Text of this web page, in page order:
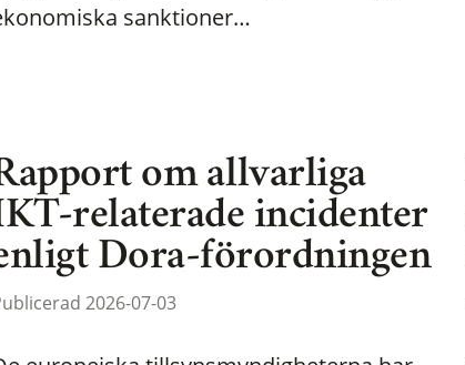
sanktioner…
om allvarliga
relaterade incidenter
Dora-förordningen
2026-07-03